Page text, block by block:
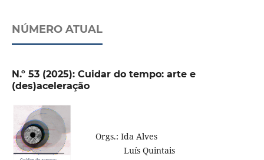
NÚMERO ATUAL
N.º 53 (2025): Cuidar do tempo: arte e
(des)aceleração
Orgs.: Ida Alves
Luís Quintais